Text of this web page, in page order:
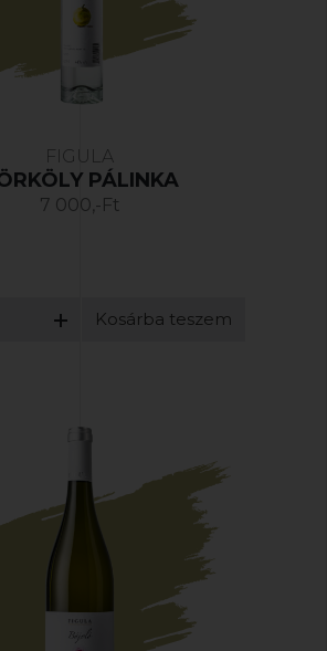
FIGULA
PÁLINKA
7 000,-Ft
Kosárba teszem